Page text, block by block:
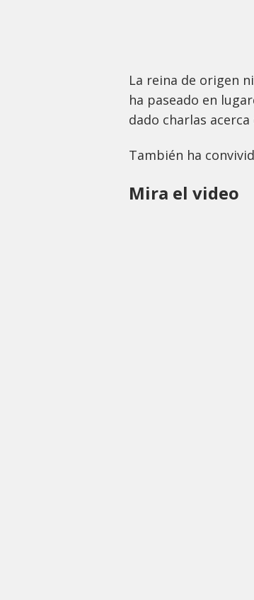
La reina de origen
ha paseado en
dado charlas
También ha
Mira el video